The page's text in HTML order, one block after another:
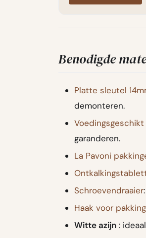
Benodigde
Platte sleutel
demonteren.
garanderen.
La Pavoni
Schroevendraaier
Haak voor
Witte azijn :